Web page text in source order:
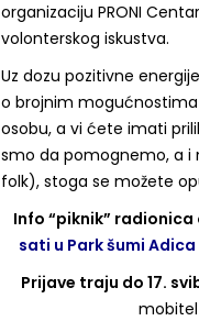
organizaciju PRONI
volonterskog iskustva.
Uz dozu pozitivne
o brojnim
osobu, a vi ćete imati
smo da pomognemo, a i
folk), stoga se možete
Info “piknik” radionica
sati u Park šumi Adica
Prijave traju do 17.